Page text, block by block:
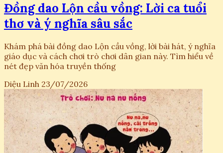
Đồng dao Lộn cầu vồng: Lời ca tuổi
thơ và ý nghĩa sâu sắc
Khám phá bài đồng dao Lộn cầu vồng, lời bài hát, ý nghĩa
giáo dục và cách chơi trò chơi dân gian này. Tìm hiểu về
nét đẹp văn hóa truyền thống
Diệu Linh 23/07/2026